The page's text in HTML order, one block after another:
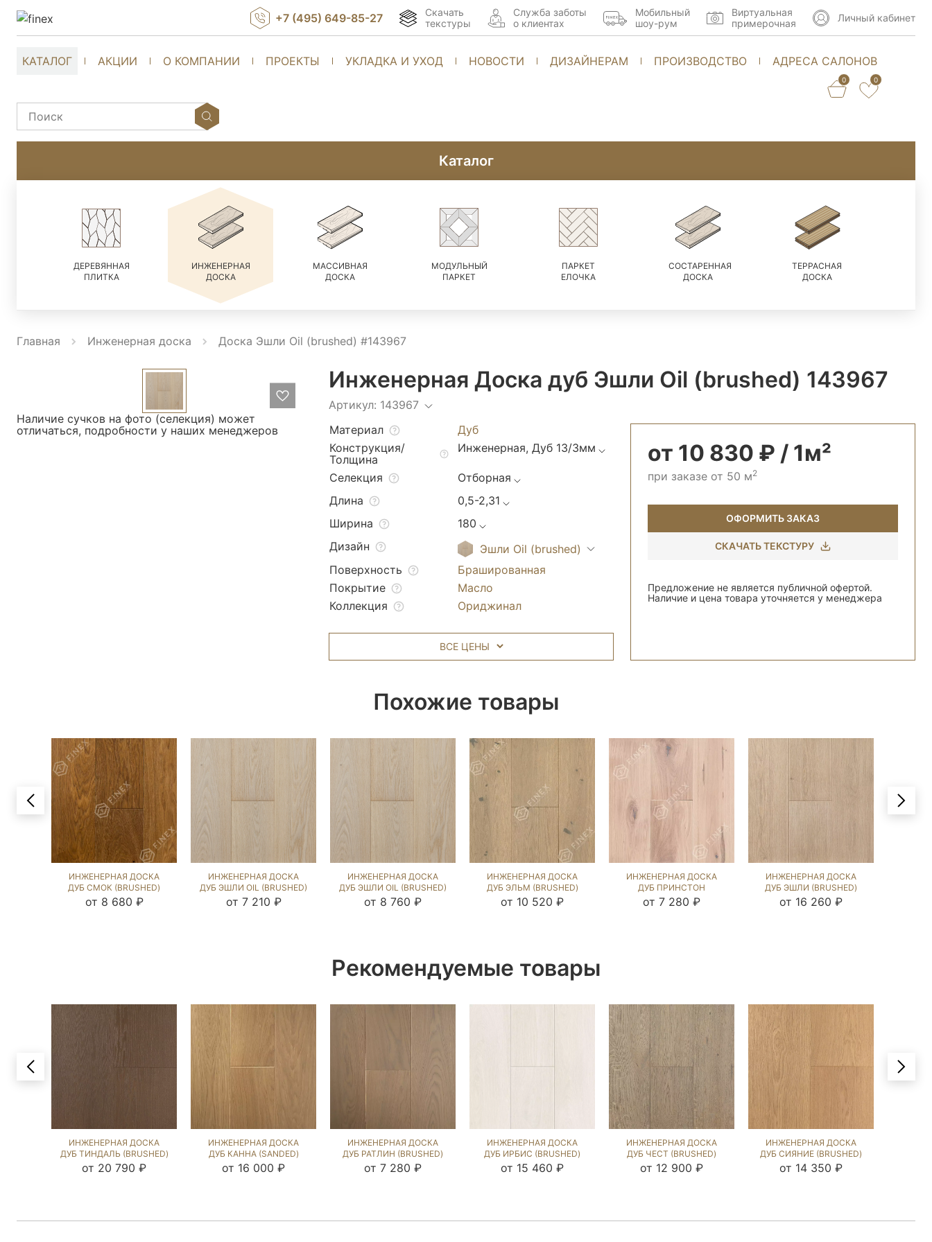
КАТАЛОГ АКЦИИ О КОМПАНИИ ПРОЕКТЫ УКЛАДКА И УХОД НОВОСТИ ДИЗАЙНЕРАМ ПРОИЗВОДСТВО АДРЕСА САЛОНОВ
0 0
+7 (495) 649-85-27
Скачать
текстуры
Cлужба заботы
о клиентах
Мобильный
шоу-рум
Виртуальная
примерочная
Личный кабинет
Каталог
ДЕРЕВЯННАЯ
ПЛИТКА
ИНЖЕНЕРНАЯ
ДОСКА
МАССИВНАЯ
ДОСКА
МОДУЛЬНЫЙ
ПАРКЕТ
ПАРКЕТ
ЕЛОЧКА
СОСТАРЕННАЯ
ДОСКА
ТЕРРАСНАЯ
ДОСКА
Главная Инженерная доска Доска Эшли Oil (brushed) #143967
Наличие сучков на фото (селекция) может
отличаться, подробности у наших менеджеров
Инженерная Доска дуб Эшли Oil (brushed) 143967
Артикул: 143967
Материал
Дуб
Конструкция/
Толщина
Инженерная, Дуб 13/3мм
Селекция
Отборная
Длина
0,5-2,31
Ширина
180
Дизайн
Эшли Oil (brushed)
Поверхность
Брашированная
Покрытие
Масло
Коллекция
Ориджинал
от 10 830 ₽ / 1м²
при заказе от 50 м2
ОФОРМИТЬ ЗАКАЗ
СКАЧАТЬ ТЕКСТУРУ
Предложение не является публичной офертой.
Наличие и цена товара уточняется у менеджера
ВСЕ ЦЕНЫ
Похожие товары
ИНЖЕНЕРНАЯ ДОСКА
ДУБ СМОК (BRUSHED)
504964
от 8 680 ₽
ИНЖЕНЕРНАЯ ДОСКА
ДУБ ЭШЛИ OIL (BRUSHED)
1042622
от 7 210 ₽
ИНЖЕНЕРНАЯ ДОСКА
ДУБ ЭШЛИ OIL (BRUSHED)
143963
от 8 760 ₽
ИНЖЕНЕРНАЯ ДОСКА
ДУБ ЭЛЬМ (BRUSHED)
109504
от 10 520 ₽
ИНЖЕНЕРНАЯ ДОСКА
ДУБ ПРИНСТОН
(SANDED) 143766
от 7 280 ₽
ИНЖЕНЕРНАЯ ДОСКА
ДУБ ЭШЛИ (BRUSHED)
202894
от 16 260 ₽
Рекомендуемые товары
ИНЖЕНЕРНАЯ ДОСКА
ДУБ ТИНДАЛЬ (BRUSHED)
132193
от 20 790 ₽
ИНЖЕНЕРНАЯ ДОСКА
ДУБ КАННА (SANDED)
202831
от 16 000 ₽
ИНЖЕНЕРНАЯ ДОСКА
ДУБ РАТЛИН (BRUSHED)
143619
от 7 280 ₽
ИНЖЕНЕРНАЯ ДОСКА
ДУБ ИРБИС (BRUSHED)
892676
от 15 460 ₽
ИНЖЕНЕРНАЯ ДОСКА
ДУБ ЧЕСТ (BRUSHED)
196556
от 12 900 ₽
ИНЖЕНЕРНАЯ ДОСКА
ДУБ СИЯНИЕ (BRUSHED)
135948
от 14 350 ₽